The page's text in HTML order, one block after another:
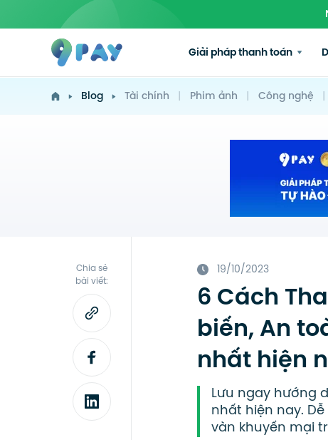
Giải pháp thanh toán
Blog Tài chính | Phim ảnh | Công nghệ |
Chia sẻ
bài viết:
19/10/2023
6 Cách
biến, An
nhất hiện
Lưu ngay hướng
nhất hiện nay.
vàn khuyến mại